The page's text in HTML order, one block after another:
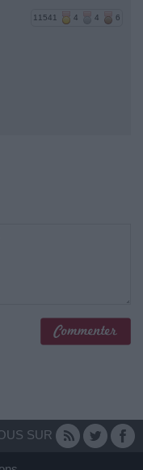
11541 4 4 6
SUR